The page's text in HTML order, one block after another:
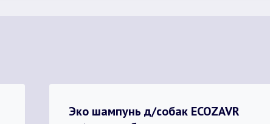
Эко шампунь д/собак ECOZAVR